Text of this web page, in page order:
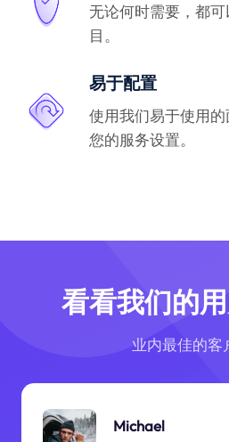
无论何时需要，都
目。
易于配置
使用我们易于使用
您的服务设置。
看看我们的
业内最佳的客
Michael